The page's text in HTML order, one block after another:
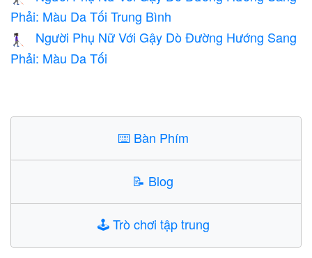
Phải: Màu Da Tối Trung Bình
👩🏿‍🦯‍➡️
Người Phụ Nữ Với Gậy Dò Đường Hướng Sang
Phải: Màu Da Tối
⌨️ Bàn Phím
📝 Blog
🕹️Trò chơi tập trung